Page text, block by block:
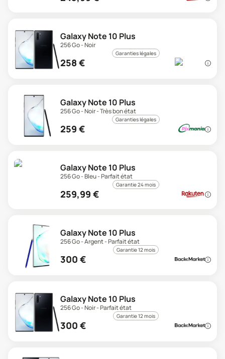
Galaxy Note 10 Plus
256 Go - Noir
Garanties légales
258 €
Galaxy Note 10 Plus
256 Go - Noir - Très bon état
Garanties légales
259 €
Galaxy Note 10 Plus
256 Go - Bleu - Parfait état
Garantie 24 mois
259,99 €
Galaxy Note 10 Plus
256 Go - Argent - Parfait état
Garantie 12 mois
300 €
Galaxy Note 10 Plus
256 Go - Noir - Parfait état
Garantie 12 mois
300 €